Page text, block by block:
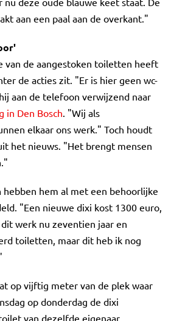
aan een paal aan de overkant."
van de aangestoken toiletten heeft
de acties zit. "Er is hier geen wc-
aan de telefoon verwijzend naar
in Den Bosch . "Wij als
elkaar ons werk." Toch houdt
het nieuws. "Het brengt mensen
hebben hem al met een behoorlijke
"Een nieuwe dixi kost 1300 euro,
werk nu zeventien jaar en
toiletten, maar dit heb ik nog
op vijftig meter van de plek waar
op donderdag de dixi
van dezelfde eigenaar,